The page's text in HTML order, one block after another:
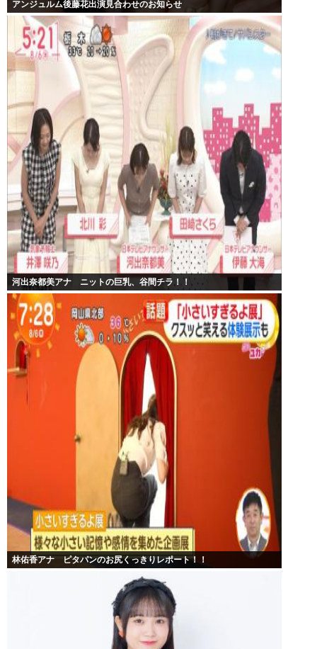
アンジュルム後藤花出演見合わせのお知らせ
河出奈都美アナ ニットの巨乳、谷間チラ！！
林佑香アナ ピタパンのお尻くっきりレポート！！